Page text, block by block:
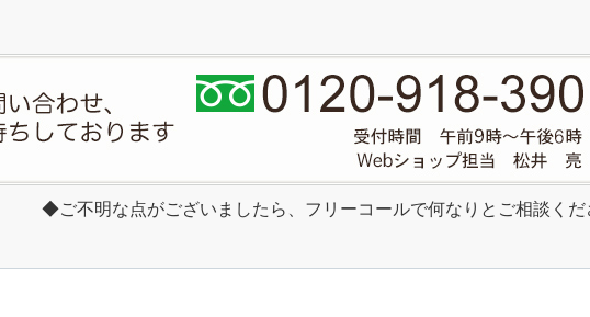
◆ご不明な点がございましたら、フリーコールで何なりとご相談くだ